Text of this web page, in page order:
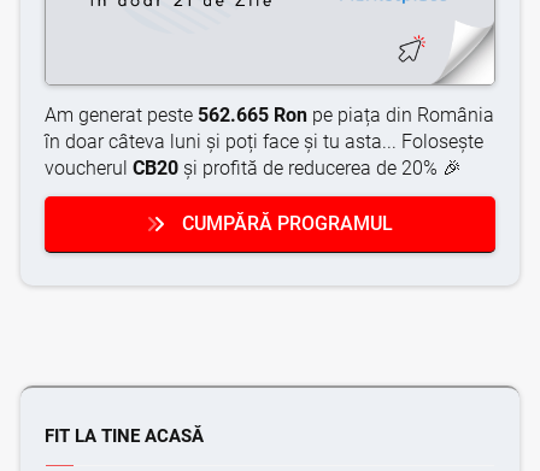
Am generat peste 562.665 Ron pe piața din România
în doar câteva luni și poți face și tu asta... Folosește
voucherul CB20 și profită de reducerea de 20% 🎉
CUMPĂRĂ PROGRAMUL
FIT LA TINE ACASĂ